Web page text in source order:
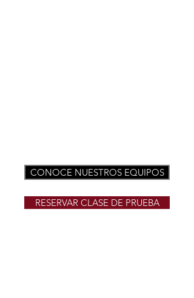
CONOCE NUESTROS EQUIPOS
RESERVAR CLASE DE PRUEBA